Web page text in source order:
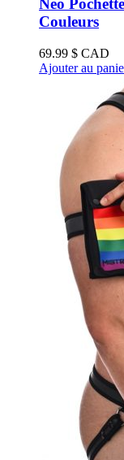
Néo
Couleurs
69.99 $ CAD
Ajouter au